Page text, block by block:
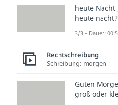
„
heute Nacht
heute nacht?
3/3 – Dauer:
Rechtschreibung
Schreibung: morgen
Guten
groß oder